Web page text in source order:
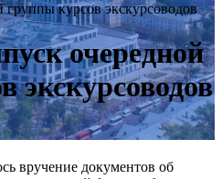
курсов экскурсоводов
очередной
экскурсоводов
вручение документов об